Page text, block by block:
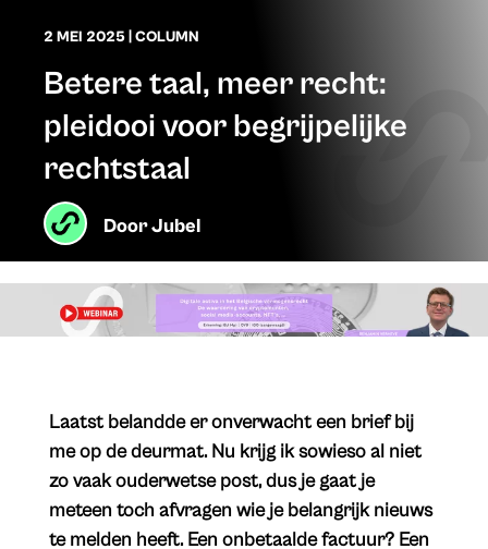
2 MEI 2025 COLUMN
Betere taal, meer recht:
pleidooi voor begrijpelijke
rechtstaal
DoorJubel
Laatst belandde er onverwacht een brief bij
me op de deurmat. Nu krijg ik sowieso al niet
zo vaak ouderwetse post, dus je gaat je
meteen toch afvragen wie je belangrijk nieuws
te melden heeft. Een onbetaalde factuur? Een